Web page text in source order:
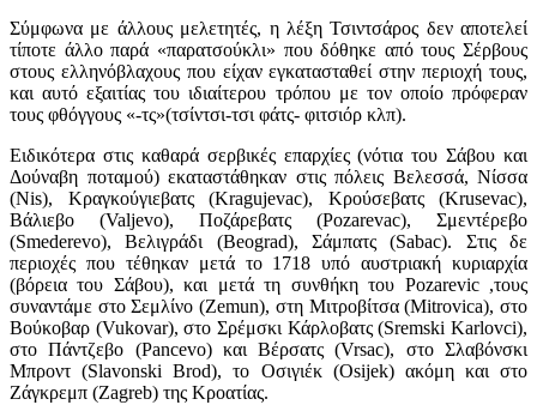
Σύμφωνα με άλλους μελετητές, η λέξη Τσιντσάρος δεν αποτελεί
τίποτε άλλο παρά «παρατσούκλι» που δόθηκε από τους Σέρβους
στους ελληνόβλαχους που είχαν εγκατασταθεί στην περιοχή τους,
και αυτό εξαιτίας του ιδιαίτερου τρόπου με τον οποίο πρόφεραν
τους φθόγγους «-τς»(τσίντσι-τσι φάτς- φιτσιόρ κλπ).
Ειδικότερα στις καθαρά σερβικές επαρχίες (νότια του Σάβου και
Δούναβη ποταμού) εκαταστάθηκαν στις πόλεις Βελεσσά, Νίσσα
(Nis), Κραγκούγιεβατς (Kragujevac), Κρούσεβατς (Krusevac),
Βάλιεβο (Valjevo), Ποζάρεβατς (Pozarevac), Σμεντέρεβο
(Smederevo), Βελιγράδι (Beograd), Σάμπατς (Sabac). Στις δε
περιοχές που τέθηκαν μετά το 1718 υπό αυστριακή κυριαρχία
(βόρεια του Σάβου), και μετά τη συνθήκη του Pozarevic ,τους
συναντάμε στο Σεμλίνο (Zemun), στη Μιτροβίτσα (Mitrovica), στο
Βούκοβαρ (Vukovar), στο Σρέμσκι Κάρλοβατς (Sremski Karlovci),
στο Πάντζεβο (Pancevo) και Βέρσατς (Vrsac), στο Σλαβόνσκι
Μπροντ (Slavonski Brod), το Οσιγιέκ (Osijek) ακόμη και στο
Ζάγκρεμπ (Zagreb) της Κροατίας.